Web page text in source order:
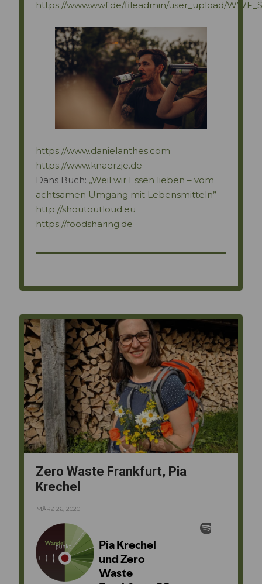
https://www.wwf.de/fileadmin/user_upload/
https://www.danielanthes.com
https://www.knaerzje.de
Dans Buch: „Weil wir Essen lieben – vom
achtsamen Umgang mit Lebensmitteln”
http://shoutoutloud.eu
https://foodsharing.de
Zero Waste Frankfurt, Pia
Krechel
MÄRZ 26, 2020